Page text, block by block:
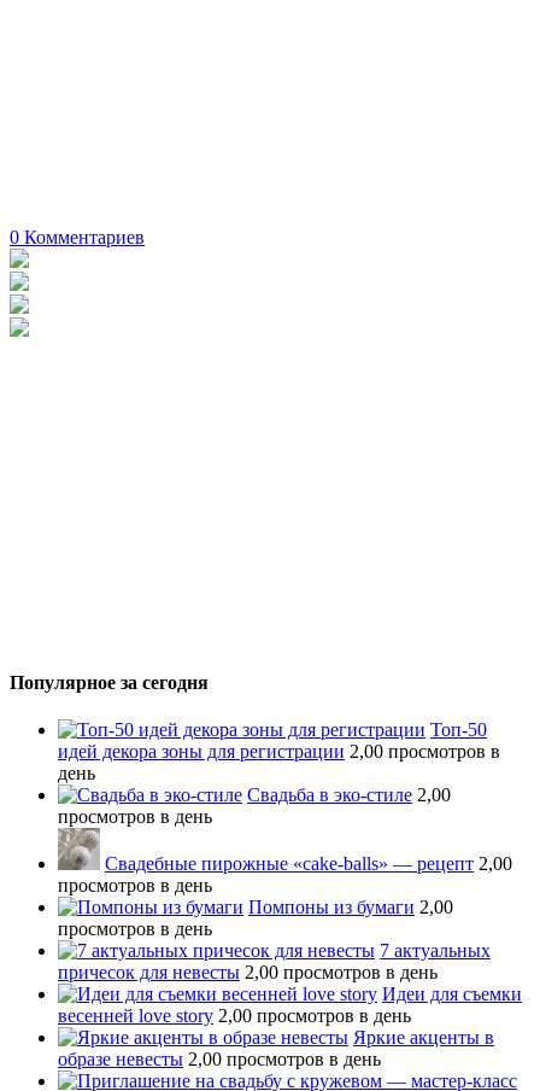
0 Комментариев
Популярное за сегодня
Топ-50
идей декора зоны для регистрации 2,00 просмотров в
день
Свадьба в эко-стиле 2,00
просмотров в день
Свадебные пирожные «cake-balls» — рецепт 2,00
просмотров в день
Помпоны из бумаги 2,00
просмотров в день
7 актуальных
причесок для невесты 2,00 просмотров в день
Идеи для съемки
весенней love story 2,00 просмотров в день
Яркие акценты в
образе невесты 2,00 просмотров в день